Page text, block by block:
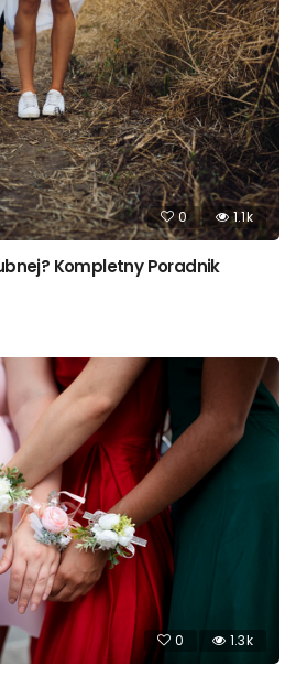
0 1.1k
Kompletny Poradnik
0 1.3k